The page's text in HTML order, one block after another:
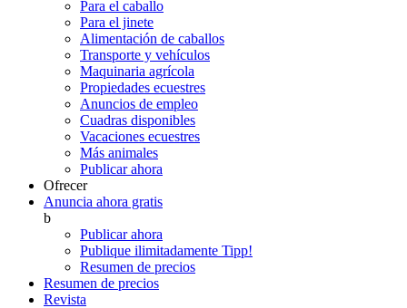
Para el caballo
Para el jinete
Alimentación de caballos
Transporte y vehículos
Maquinaria agrícola
Propiedades ecuestres
Anuncios de empleo
Cuadras disponibles
Vacaciones ecuestres
Más animales
Publicar ahora
Ofrecer
Anuncia ahora gratis
b
Publicar ahora
Publique ilimitadamente Tipp!
Resumen de precios
Resumen de precios
Revista